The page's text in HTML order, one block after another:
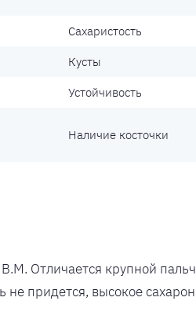
Сахаристость
Кусты
Устойчивость
Наличие косточки
Отличается крупной
не придется, высокое